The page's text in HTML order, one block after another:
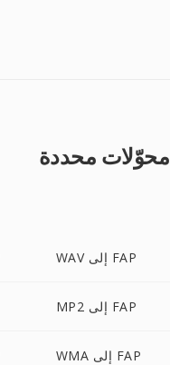
محوّلات محددة
WAV إلى FAP
MP2 إلى FAP
WMA إلى FAP